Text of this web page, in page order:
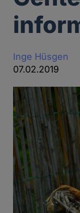
Inge Hüsgen
07.02.2019